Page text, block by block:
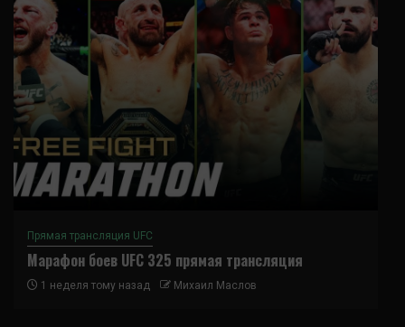
Прямая трансляция UFC
Марафон боев UFC 325 прямая трансляция
1 неделя тому назад Михаил Маслов